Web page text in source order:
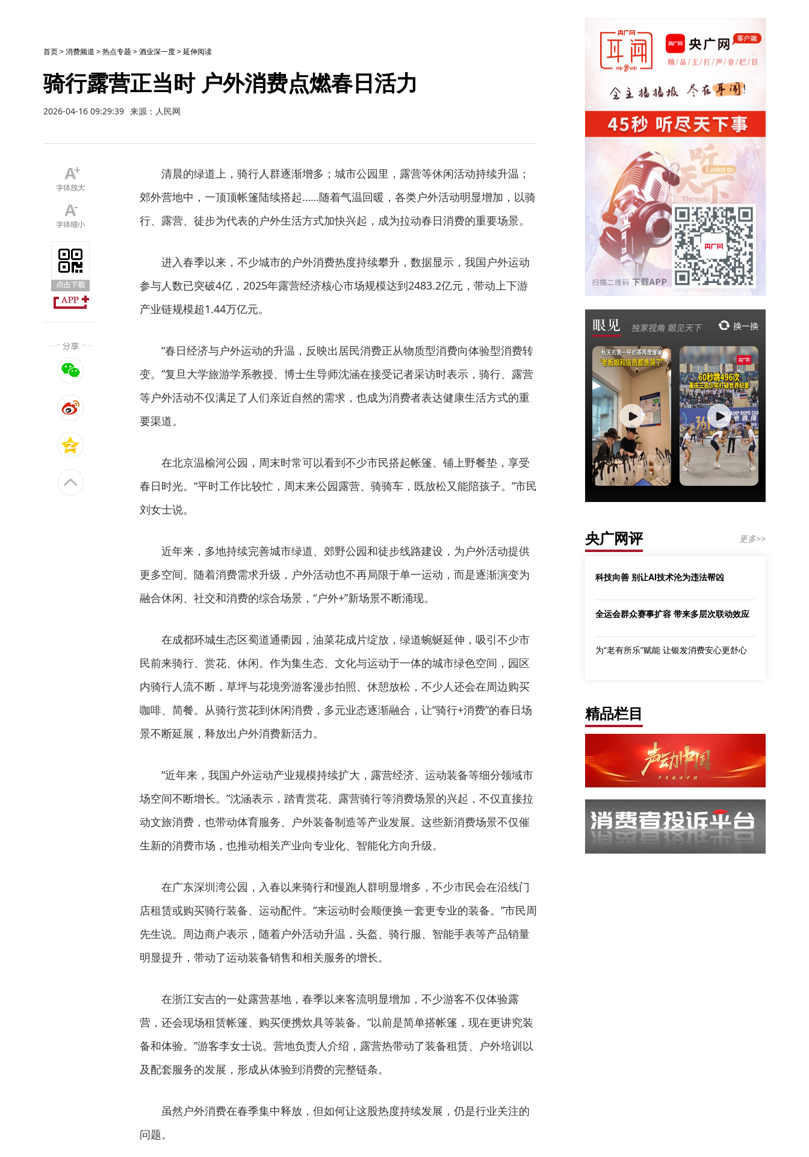
首页>消费频道 >热点专题 >酒业深一度>延伸阅读
骑行露营正当时 户外消费点燃春日活力
2026-04-16 09:29:39 来源：人民网
清晨的绿道上，骑行人群逐渐增多；城市公园里，露营等休闲活动持续升温；
郊外营地中，一顶顶帐篷陆续搭起……随着气温回暖，各类户外活动明显增加，以骑
行、露营、徒步为代表的户外生活方式加快兴起，成为拉动春日消费的重要场景。
进入春季以来，不少城市的户外消费热度持续攀升，数据显示，我国户外运动
参与人数已突破4亿，2025年露营经济核心市场规模达到2483.2亿元，带动上下游
产业链规模超1.44万亿元。
“春日经济与户外运动的升温，反映出居民消费正从物质型消费向体验型消费转
变。”复旦大学旅游学系教授、博士生导师沈涵在接受记者采访时表示，骑行、露营
等户外活动不仅满足了人们亲近自然的需求，也成为消费者表达健康生活方式的重
要渠道。
在北京温榆河公园，周末时常可以看到不少市民搭起帐篷、铺上野餐垫，享受
春日时光。“平时工作比较忙，周末来公园露营、骑骑车，既放松又能陪孩子。”市民
刘女士说。
近年来，多地持续完善城市绿道、郊野公园和徒步线路建设，为户外活动提供
更多空间。随着消费需求升级，户外活动也不再局限于单一运动，而是逐渐演变为
融合休闲、社交和消费的综合场景，“户外+”新场景不断涌现。
在成都环城生态区蜀道通衢园，油菜花成片绽放，绿道蜿蜒延伸，吸引不少市
民前来骑行、赏花、休闲。作为集生态、文化与运动于一体的城市绿色空间，园区
内骑行人流不断，草坪与花境旁游客漫步拍照、休憩放松，不少人还会在周边购买
咖啡、简餐。从骑行赏花到休闲消费，多元业态逐渐融合，让“骑行+消费”的春日场
景不断延展，释放出户外消费新活力。
“近年来，我国户外运动产业规模持续扩大，露营经济、运动装备等细分领域市
场空间不断增长。”沈涵表示，踏青赏花、露营骑行等消费场景的兴起，不仅直接拉
动文旅消费，也带动体育服务、户外装备制造等产业发展。这些新消费场景不仅催
生新的消费市场，也推动相关产业向专业化、智能化方向升级。
在广东深圳湾公园，入春以来骑行和慢跑人群明显增多，不少市民会在沿线门
店租赁或购买骑行装备、运动配件。“来运动时会顺便换一套更专业的装备。”市民周
先生说。周边商户表示，随着户外活动升温，头盔、骑行服、智能手表等产品销量
明显提升，带动了运动装备销售和相关服务的增长。
在浙江安吉的一处露营基地，春季以来客流明显增加，不少游客不仅体验露
营，还会现场租赁帐篷、购买便携炊具等装备。“以前是简单搭帐篷，现在更讲究装
备和体验。”游客李女士说。营地负责人介绍，露营热带动了装备租赁、户外培训以
及配套服务的发展，形成从体验到消费的完整链条。
虽然户外消费在春季集中释放，但如何让这股热度持续发展，仍是行业关注的
问题。
央广网评 更多>>
科技向善 别让AI技术沦为违法帮凶
全运会群众赛事扩容 带来多层次联动效应
为“老有所乐”赋能 让银发消费安心更舒心
精品栏目